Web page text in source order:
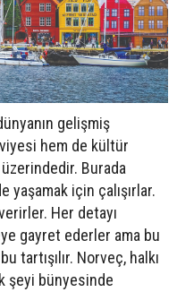
gelişmiş
hem de kültür
Burada
yaşamak için çalışırlar.
Her detayı
gayret ederler ama bu
tartışılır. Norveç, halkı
şeyi bünyesinde